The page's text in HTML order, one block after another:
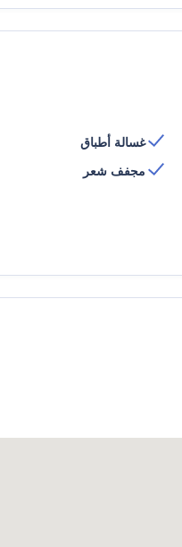
غسالة أطباق
مجفف شعر